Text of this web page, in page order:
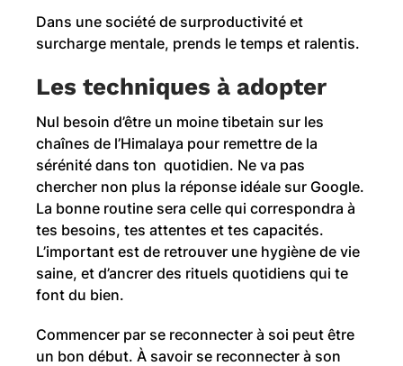
Dans une société de surproductivité et
surcharge mentale, prends le temps et ralentis.
Les techniques à adopter
Nul besoin d’être un moine tibetain sur les
chaînes de l’Himalaya pour remettre de la
sérénité dans ton quotidien. Ne va pas
chercher non plus la réponse idéale sur Google.
La bonne routine sera celle qui correspondra à
tes besoins, tes attentes et tes capacités.
L’important est de retrouver une hygiène de vie
saine, et d’ancrer des rituels quotidiens qui te
font du bien.
Commencer par se reconnecter à soi peut être
un bon début. À savoir se reconnecter à son